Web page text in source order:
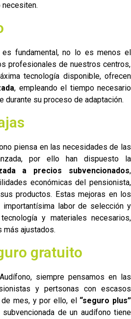
fundamental, no lo es menos el
profesionales de nuestros centros,
tecnología disponible, ofrecen
, empleando el tiempo necesario
durante su proceso de adaptación.
piensa en las necesidades de las
por ello han dispuesto la
a precios subvencionados,
económicas del pensionista,
productos. Estas mejoras en los
labor de selección y
y materiales necesarios,
más ajustados.
gratuito
siempre pensamos en las
y pertsonas con escasos
mes, y por ello, el “seguro plus”
de un audífono tiene